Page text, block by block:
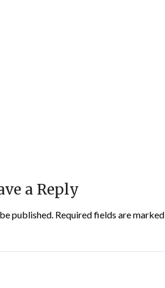
a Reply
published. Required fields are marked